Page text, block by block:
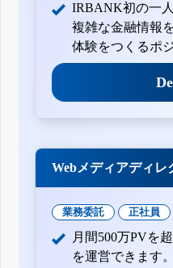
IRBANK初の一
複雑な金融情報
体験をつくるポ
Webメディアディレ
業務委託 正社員
月間500万PVを
を運営できます。